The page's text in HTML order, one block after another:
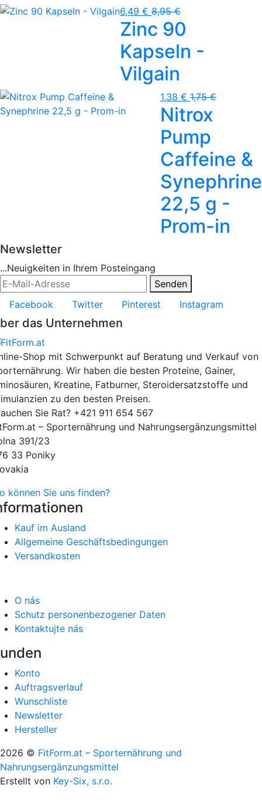
6,49 € 8,95 €
Zinc 90
Kapseln -
Vilgain
1,38 € 1,75 €
Nitrox
Pump
Caffeine &
Synephrine
22,5 g -
Prom-in
Newsletter
...Neuigkeiten in Ihrem Posteingang
Senden
Facebook
Twitter Pinterest Instagram
das Unternehmen
Shop mit Schwerpunkt auf Beratung und Verkauf von
Wir haben die besten Proteine, Gainer,
Kreatine, Fatburner, Steroidersatzstoffe und
zu den besten Preisen.
Sie Rat? +421 911 654 567
– Sporternährung und Nahrungsergänzungsmittel
391/23
33 Poniky
können Sie uns finden?
Kauf im Ausland
Allgemeine Geschäftsbedingungen
Versandkosten
O nás
Schutz personenbezogener Daten
Kontaktujte nás
Konto
Auftragsverlauf
Wunschliste
Newsletter
Hersteller
2026 © FitForm.at – Sporternährung und
Nahrungsergänzungsmittel
Erstellt von Key-Six, s.r.o.